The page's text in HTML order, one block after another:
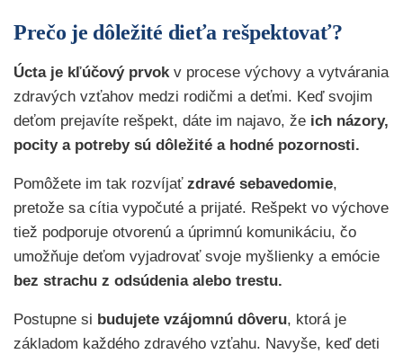
Prečo je dôležité dieťa rešpektovať?
Úcta je kľúčový prvokv procese výchovy a vytvárania
zdravých vzťahov medzi rodičmi a deťmi. Keď svojim
deťom prejavíte rešpekt, dáte im najavo, že ich názory,
pocity a potreby sú dôležité a hodné pozornosti.
Pomôžete im tak rozvíjať zdravé sebavedomie,
pretože sa cítia vypočuté a prijaté. Rešpekt vo výchove
tiež podporuje otvorenú a úprimnú komunikáciu, čo
umožňuje deťom vyjadrovať svoje myšlienky a emócie
bez strachu z odsúdenia alebo trestu.
Postupne si budujete vzájomnú dôveru, ktorá je
základom každého zdravého vzťahu. Navyše, keď deti